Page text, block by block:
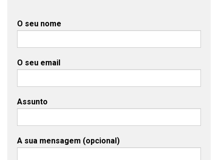
O seu nome
O seu email
Assunto
A sua mensagem (opcional)